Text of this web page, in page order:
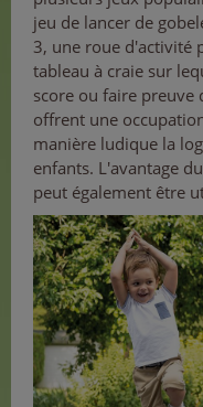
jeu de lancer de
3, une roue d'activité
tableau à craie sur
score ou faire preuve
offrent une
manière ludique la
enfants. L'avantage
peut également être